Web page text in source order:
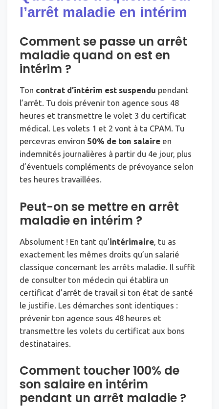
l’arrêt maladie en intérim
Comment se passe un arrêt
maladie quand on est en
intérim ?
Ton contrat d’intérim est suspendu pendant
l’arrêt. Tu dois prévenir ton agence sous 48
heures et transmettre le volet 3 du certificat
médical. Les volets 1 et 2 vont à ta CPAM. Tu
percevras environ 50% de ton salaire en
indemnités journalières à partir du 4e jour, plus
d’éventuels compléments de prévoyance selon
tes heures travaillées.
Peut-on se mettre en arrêt
maladie en intérim ?
Absolument ! En tant qu’intérimaire , tu as
exactement les mêmes droits qu’un salarié
classique concernant les arrêts maladie. Il suffit
de consulter ton médecin qui établira un
certificat d’arrêt de travail si ton état de santé
le justifie. Les démarches sont identiques :
prévenir ton agence sous 48 heures et
transmettre les volets du certificat aux bons
destinataires.
Comment toucher 100% de
son salaire en intérim
pendant un arrêt maladie ?